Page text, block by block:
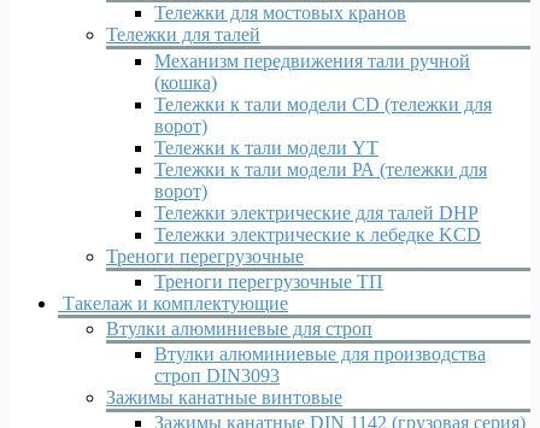
Тележки для мостовых кранов
Тележки для талей
Механизм передвижения тали ручной
(кошка)
Тележки к тали модели CD (тележки для
ворот)
Тележки к тали модели YT
Тележки к тали модели РА (тележки для
ворот)
Тележки электрические для талей DHP
Тележки электрические к лебедке KCD
Треноги перегрузочные
Треноги перегрузочные ТП
Такелаж и комплектующие
Втулки алюминиевые для строп
Втулки алюминиевые для производства
строп DIN3093
Зажимы канатные винтовые
Зажимы канатные DIN 1142 (грузовая серия)